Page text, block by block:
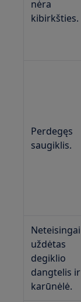
nėra
kibirkšties.
Perdegęs
saugiklis.
Neteisingai
uždėtas
degiklio
dangtelis ir
karūnėlė.